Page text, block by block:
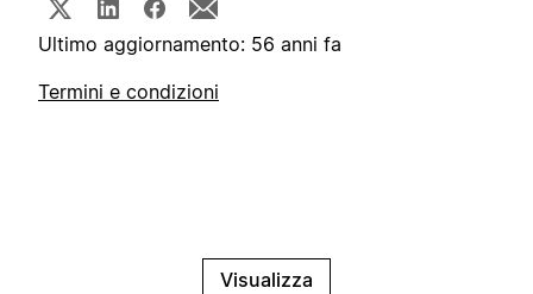
Ultimo aggiornamento: 56 anni fa
Termini e condizioni
Visualizza